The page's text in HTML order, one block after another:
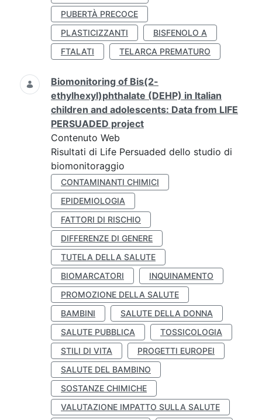
PUBERTÀ PRECOCE
PLASTICIZZANTI
BISFENOLO A
FTALATI
TELARCA PREMATURO
Biomonitoring of Bis(2-
ethylhexyl)phthalate (DEHP) in Italian
children and adolescents: Data from LIFE
PERSUADED project
Contenuto Web
Risultati di Life Persuaded dello studio di
biomonitoraggio
CONTAMINANTI CHIMICI
EPIDEMIOLOGIA
FATTORI DI RISCHIO
DIFFERENZE DI GENERE
TUTELA DELLA SALUTE
BIOMARCATORI
INQUINAMENTO
PROMOZIONE DELLA SALUTE
BAMBINI
SALUTE DELLA DONNA
SALUTE PUBBLICA
TOSSICOLOGIA
STILI DI VITA
PROGETTI EUROPEI
SALUTE DEL BAMBINO
SOSTANZE CHIMICHE
VALUTAZIONE IMPATTO SULLA SALUTE